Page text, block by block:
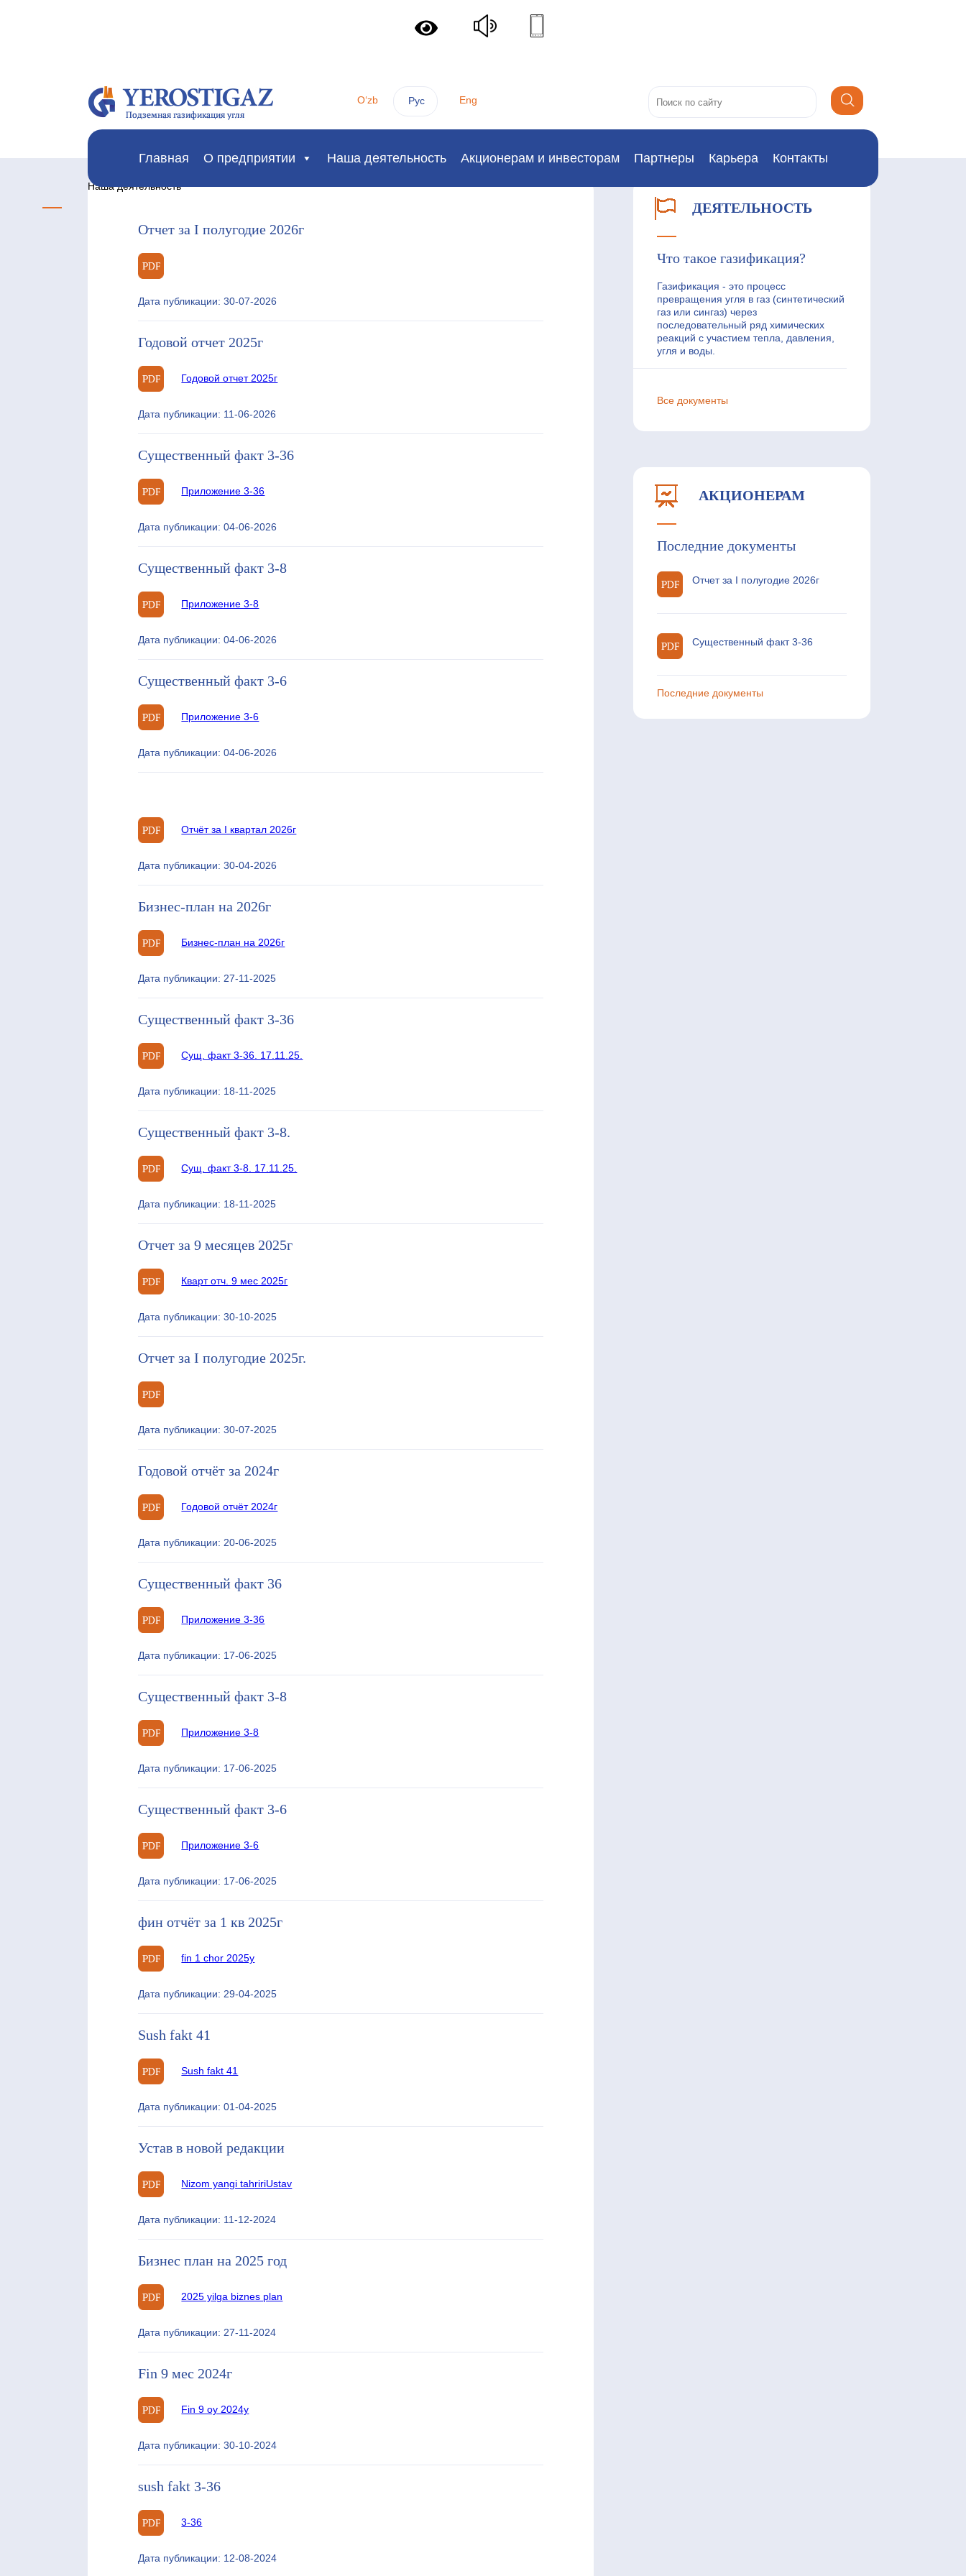
Oʻzb Рус Eng
Главная О предприятии Наша деятельность Акционерам и инвесторам Партнеры Карьера Контакты
Наша деятельность
Отчет за I полугодие 2026г
Дата публикации: 30-07-2026
Годовой отчет 2025г
Годовой отчет 2025г
Дата публикации: 11-06-2026
Существенный факт 3-36
Приложение 3-36
Дата публикации: 04-06-2026
Существенный факт 3-8
Приложение 3-8
Дата публикации: 04-06-2026
Существенный факт 3-6
Приложение 3-6
Дата публикации: 04-06-2026
Отчёт за I квартал 2026г
Дата публикации: 30-04-2026
Бизнес-план на 2026г
Бизнес-план на 2026г
Дата публикации: 27-11-2025
Существенный факт 3-36
Сущ. факт 3-36. 17.11.25.
Дата публикации: 18-11-2025
Существенный факт 3-8.
Сущ. факт 3-8. 17.11.25.
Дата публикации: 18-11-2025
Отчет за 9 месяцев 2025г
Кварт отч. 9 мес 2025г
Дата публикации: 30-10-2025
Отчет за I полугодие 2025г.
Дата публикации: 30-07-2025
Годовой отчёт за 2024г
Годовой отчёт 2024г
Дата публикации: 20-06-2025
Существенный факт 36
Приложение 3-36
Дата публикации: 17-06-2025
Существенный факт 3-8
Приложение 3-8
Дата публикации: 17-06-2025
Существенный факт 3-6
Приложение 3-6
Дата публикации: 17-06-2025
фин отчёт за 1 кв 2025г
fin 1 chor 2025y
Дата публикации: 29-04-2025
Sush fakt 41
Sush fakt 41
Дата публикации: 01-04-2025
Устав в новой редакции
Nizom yangi tahririUstav
Дата публикации: 11-12-2024
Бизнес план на 2025 год
2025 yilga biznes plan
Дата публикации: 27-11-2024
Fin 9 мес 2024г
Fin 9 oy 2024y
Дата публикации: 30-10-2024
sush fakt 3-36
3-36
Дата публикации: 12-08-2024
ДЕЯТЕЛЬНОСТЬ
Что такое газификация?
Газификация - это процесс
превращения угля в газ (синтетический
газ или сингаз) через
последовательный ряд химических
реакций с участием тепла, давления,
угля и воды.
Все документы
АКЦИОНЕРАМ
Последние документы
Отчет за I полугодие 2026г
Существенный факт 3-36
Последние документы